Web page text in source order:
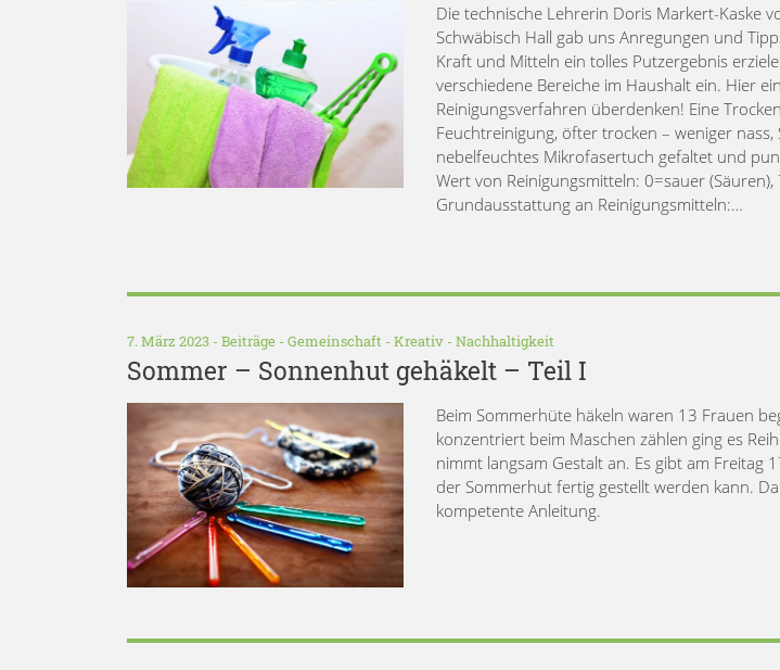
Die technische Lehrerin Doris Markert-Kaske
Schwäbisch Hall gab uns Anregungen und
Kraft und Mitteln ein tolles Putzergebnis
verschiedene Bereiche im Haushalt ein. Hier
Reinigungsverfahren überdenken! Eine
Feuchtreinigung, öfter trocken – weniger
nebelfeuchtes Mikrofasertuch gefaltet und
Wert von Reinigungsmitteln: 0=sauer
Grundausstattung an Reinigungsmitteln:…
7. März 2023 - Beiträge - Gemeinschaft - Kreativ - Nachhaltigkeit
Sommer – Sonnenhut gehäkelt – Teil I
Beim Sommerhüte häkeln waren 13 Frauen
konzentriert beim Maschen zählen ging es
nimmt langsam Gestalt an. Es gibt am Freitag
der Sommerhut fertig gestellt werden kann.
kompetente Anleitung.